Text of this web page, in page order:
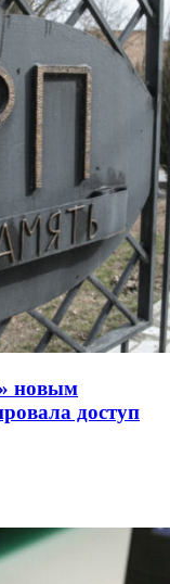
новым
доступ